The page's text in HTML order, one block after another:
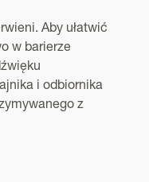
Aby ułatwić
w barierze
i odbiornika
z